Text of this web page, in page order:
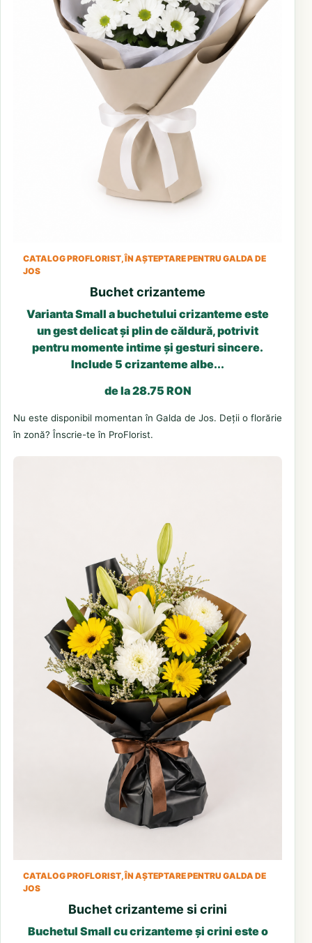
CATALOG PROFLORIST, ÎN AȘTEPTARE PENTRU GALDA DE
JOS
Buchet crizanteme
Varianta Small a buchetului crizanteme este
un gest delicat și plin de căldură, potrivit
pentru momente intime și gesturi sincere.
Include 5 crizanteme albe...
de la 28.75 RON
Nu este disponibil momentan în Galda de Jos. Deții o florărie
în zonă? Înscrie-te în ProFlorist.
CATALOG PROFLORIST, ÎN AȘTEPTARE PENTRU GALDA DE
JOS
Buchet crizanteme si crini
Buchetul Small cu crizanteme și crini este o